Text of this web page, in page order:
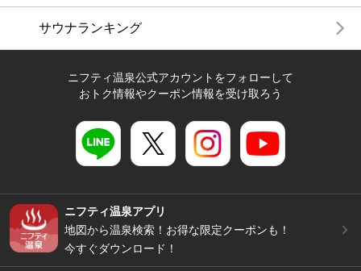
サウナランキング
ニフティ温泉公式アカウントをフォローして
おトク情報やクーポン情報を受け取ろう
ニフティ温泉アプリ
地図から温泉検索！お得な限定クーポンも！
今すぐダウンロード！